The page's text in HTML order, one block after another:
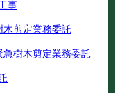
事
木剪定業務委託
樹木剪定業務委託